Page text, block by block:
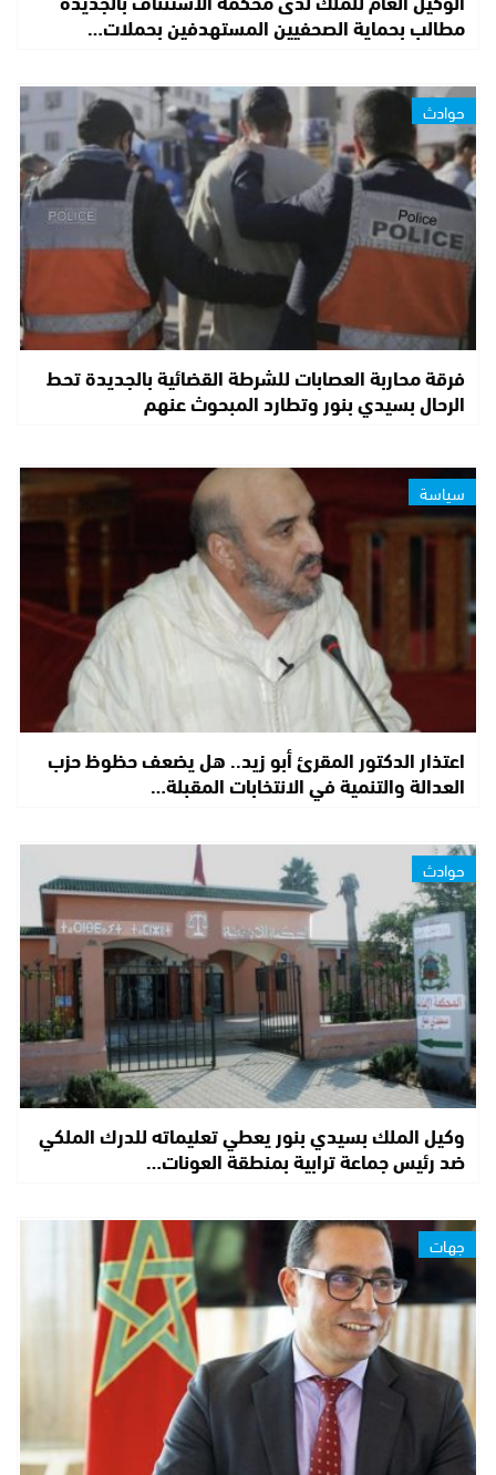
مطالب بحماية الصحفيين المستهدفين بحملات…
حوادث
فرقة محاربة العصابات للشرطة القضائية بالجديدة تحط
الرحال بسيدي بنور وتطارد المبحوث عنهم
سياسة
اعتذار الدكتور المقرئ أبو زيد.. هل يضعف حظوظ حزب
العدالة والتنمية في الانتخابات المقبلة…
حوادث
وكيل الملك بسيدي بنور يعطي تعليماته للدرك الملكي
ضد رئيس جماعة ترابية بمنطقة العونات…
جهات